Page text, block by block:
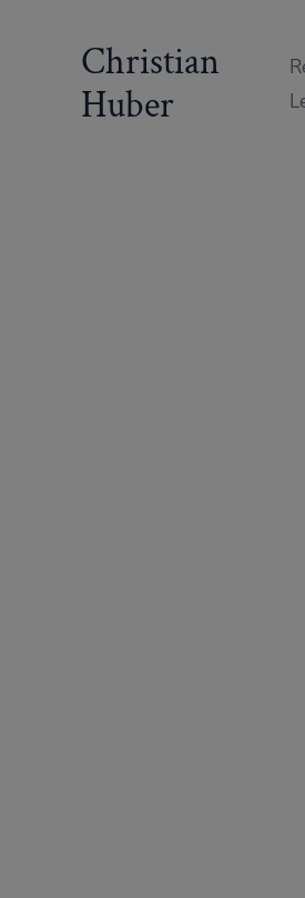
Christian
Huber